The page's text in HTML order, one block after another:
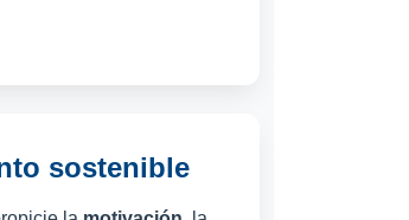
sostenible